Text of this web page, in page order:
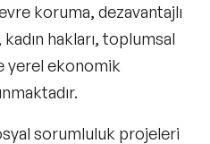
koruma, dezavantajlı
hakları, toplumsal
yerel ekonomik
sorumluluk projeleri